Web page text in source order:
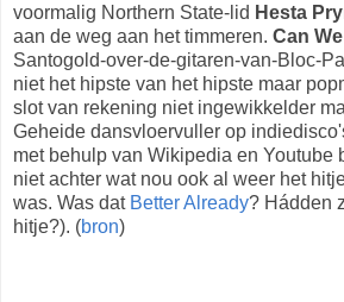
voormalig Northern State-lid Hesta
aan de weg aan het timmeren. Can
Santogold-over-de-gitaren-van-Bloc-
niet het hipste van het hipste maar
slot van rekening niet ingewikkelder
Geheide dansvloervuller op
met behulp van Wikipedia en Youtube
niet achter wat nou ook al weer het
was. Was dat Better Already? Hádden
hitje?). (bron)